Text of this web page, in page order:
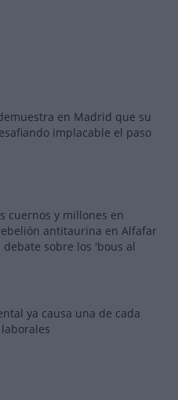
en Madrid que su
implacable el paso
cuernos y millones en
antitaurina en Alfafar
debate sobre los 'bous al
ya causa una de cada